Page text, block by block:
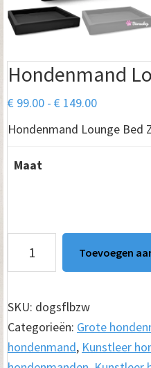
Hondenmand
€ 99.00 - € 149.00Prijsklasse:
tot
Hondenmand Lounge Bed
Maat
Lounge
Zwart
aantal
Toevoegen
SKU: dogsflbzw
Categorieën: Grote
hondenmand, Kunstleer